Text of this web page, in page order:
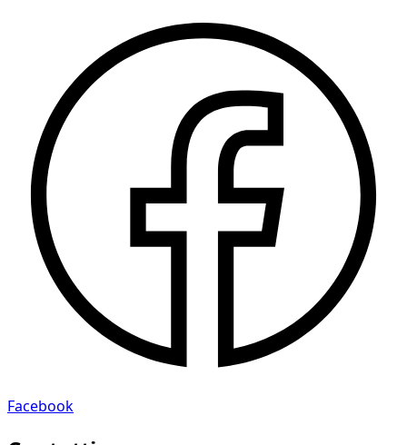
Facebook